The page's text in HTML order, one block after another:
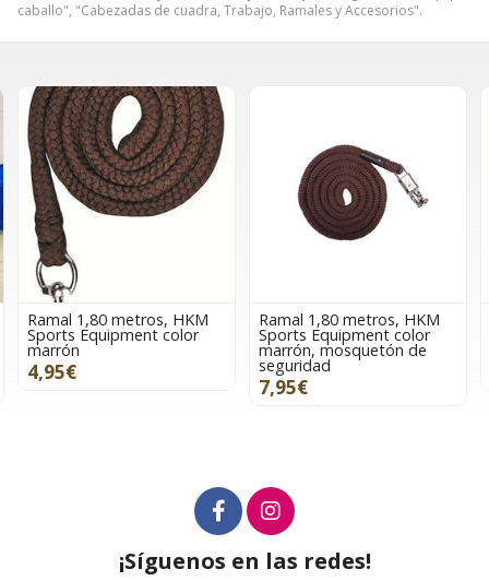
caballo", "Cabezadas de cuadra, Trabajo, Ramales y Accesorios".
Ramal 1,80 metros, HKM
Sports Equipment color
marrón, mosquetón de
Ramal 1,80 metros,
Sports Equipment color
rojo
6,95€
¡Síguenos en las redes!